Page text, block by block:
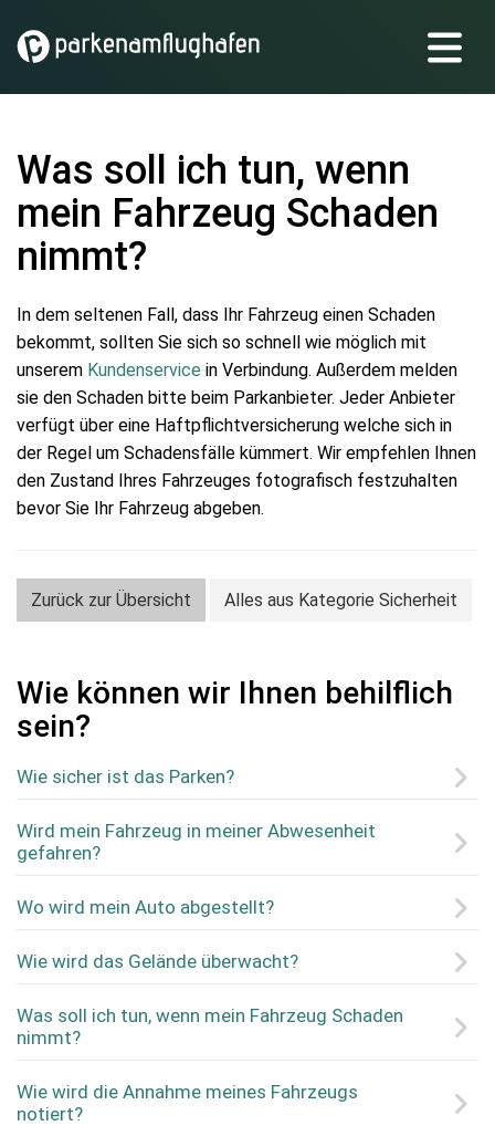
Was soll ich tun, wenn
mein Fahrzeug Schaden
nimmt?
In dem seltenen Fall, dass Ihr Fahrzeug einen Schaden
bekommt, sollten Sie sich so schnell wie möglich mit
unserem Kundenservice in Verbindung. Außerdem melden
sie den Schaden bitte beim Parkanbieter. Jeder Anbieter
verfügt über eine Haftpflichtversicherung welche sich in
der Regel um Schadensfälle kümmert. Wir empfehlen Ihnen
den Zustand Ihres Fahrzeuges fotografisch festzuhalten
bevor Sie Ihr Fahrzeug abgeben.
Zurück zur Übersicht Alles aus Kategorie Sicherheit
Wie können wir Ihnen behilflich
sein?
Wie sicher ist das Parken?
Wird mein Fahrzeug in meiner Abwesenheit
gefahren?
Wo wird mein Auto abgestellt?
Wie wird das Gelände überwacht?
Was soll ich tun, wenn mein Fahrzeug Schaden
nimmt?
Wie wird die Annahme meines Fahrzeugs
notiert?